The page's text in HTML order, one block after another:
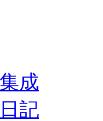
成
記